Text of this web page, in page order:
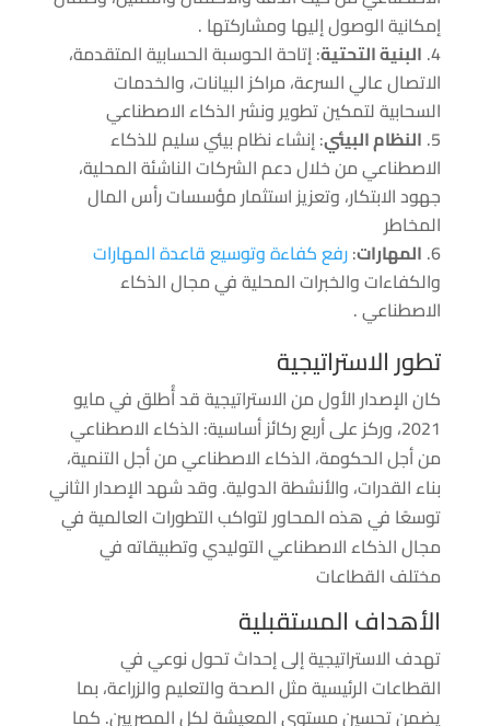
إمكانية الوصول إليها ومشاركتها .
البنية التحتية: إتاحة الحوسبة الحسابية المتقدمة،
الاتصال عالي السرعة، مراكز البيانات، والخدمات
السحابية لتمكين تطوير ونشر الذكاء الاصطناعي
النظام البيئي: إنشاء نظام بيئي سليم للذكاء
الاصطناعي من خلال دعم الشركات الناشئة المحلية،
جهود الابتكار، وتعزيز استثمار مؤسسات رأس المال
المخاطر
المهارات:رفع كفاءة وتوسيع قاعدة المهارات
والكفاءات والخبرات المحلية في مجال الذكاء
الاصطناعي .
تطور الاستراتيجية
كان الإصدار الأول من الاستراتيجية قد أُطلق في مايو
2021، وركز على أربع ركائز أساسية: الذكاء الاصطناعي
من أجل الحكومة، الذكاء الاصطناعي من أجل التنمية،
بناء القدرات، والأنشطة الدولية. وقد شهد الإصدار الثاني
توسعًا في هذه المحاور لتواكب التطورات العالمية في
مجال الذكاء الاصطناعي التوليدي وتطبيقاته في
مختلف القطاعات
الأهداف المستقبلية
تهدف الاستراتيجية إلى إحداث تحول نوعي في
القطاعات الرئيسية مثل الصحة والتعليم والزراعة، بما
يضمن تحسين مستوى المعيشة لكل المصريين. كما